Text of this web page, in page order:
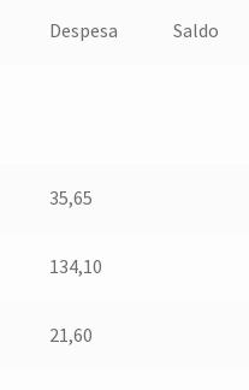
Despesa Saldo
35,65
134,10
21,60